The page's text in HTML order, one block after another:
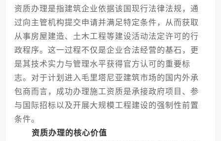
资质办理是指建筑企业依据该国现行法律法规，通
过向主管机构提交申请并满足特定条件，从而获取
从事房屋建造、土木工程等建设活动法定许可的行
政程序。这一过程不仅是企业合法经营的基石，更
是其技术实力与管理水平获得官方认可的重要标
志。对于计划进入毛里塔尼亚建筑市场的国内外承
包商而言，成功办理施工资质是承接政府项目、参
与国际招标以及开展大规模工程建设的强制性前置
条件。
资质办理的核心价值